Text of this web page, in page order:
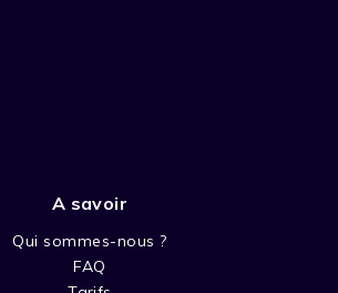
A savoir
Qui sommes-nous ?
FAQ